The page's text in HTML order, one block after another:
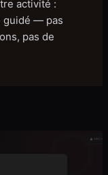
activité :
guidé — pas
pas de